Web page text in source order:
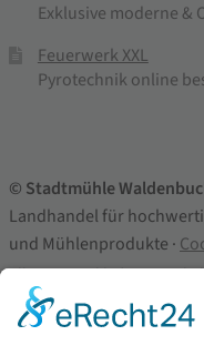
Exklusive moderne &
Feuerwerk XXL
Pyrotechnik online
© Stadtmühle
Landhandel für
und Mühlenprodukte ·
Alle Preise inkl. der
Die durchgestrichenen
diesem Online-Shop.